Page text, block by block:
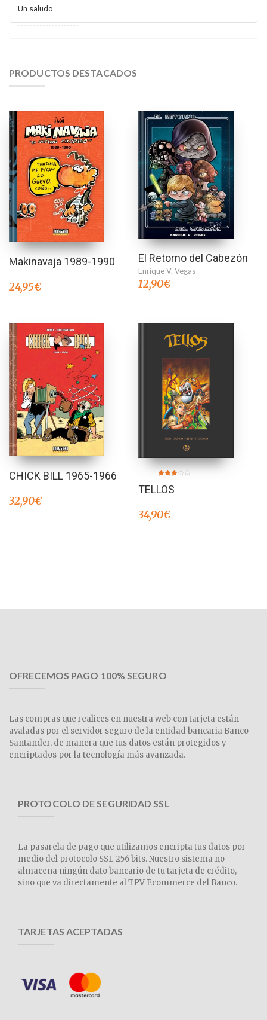
Un saludo
PRODUCTOS DESTACADOS
Makinavaja 1989-1990
24,95€
El Retorno del Cabezón
Enrique V. Vegas
12,90€
CHICK BILL 1965-1966
32,90€
en
3.00
TELLOS
34,90€
OFRECEMOS PAGO 100% SEGURO
Las compras que realices en nuestra web con tarjeta están
avaladas por el servidor seguro de la entidad bancaria Banco
Santander, de manera que tus datos están protegidos y
encriptados por la tecnología más avanzada.
PROTOCOLO DE SEGURIDAD SSL
La pasarela de pago que utilizamos encripta tus datos por
medio del protocolo SSL 256 bits. Nuestro sistema no
almacena ningún dato bancario de tu tarjeta de crédito,
sino que va directamente al TPV Ecommerce del Banco.
TARJETAS ACEPTADAS